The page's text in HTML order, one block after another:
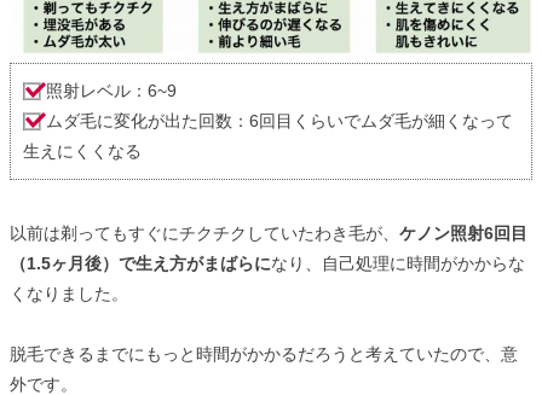
照射レベル：6~9
ムダ毛に変化が出た回数：6回目くらいでムダ毛が細くなって
生えにくくなる
以前は剃ってもすぐにチクチクしていたわき毛が、 ケノン照射6回目
（1.5ヶ月後）で生え方がまばらになり、自己処理に時間がかからな
くなりました。
脱毛できるまでにもっと時間がかかるだろうと考えていたので、意
外です。